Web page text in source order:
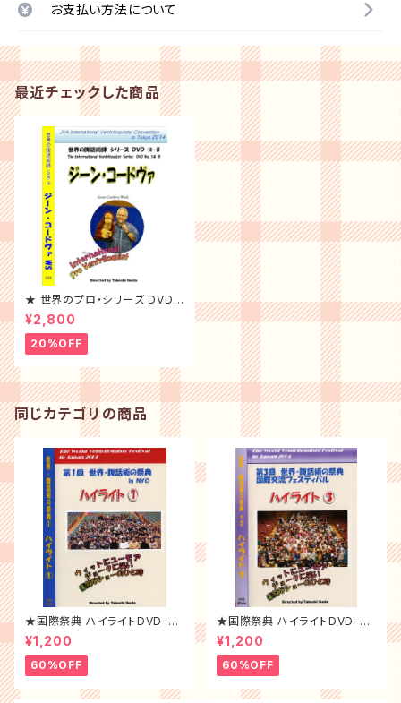
お支払い方法について
最近チェックした商品
★ 世界のプロ・シリーズ DVD-
⑭B
¥2,800
20%OFF
同じカテゴリの商品
★国際祭典 ハイライトDVD-20
01年
¥1,200
60%OFF
★国際祭典 ハイライトDVD-20
04年
¥1,200
60%OFF